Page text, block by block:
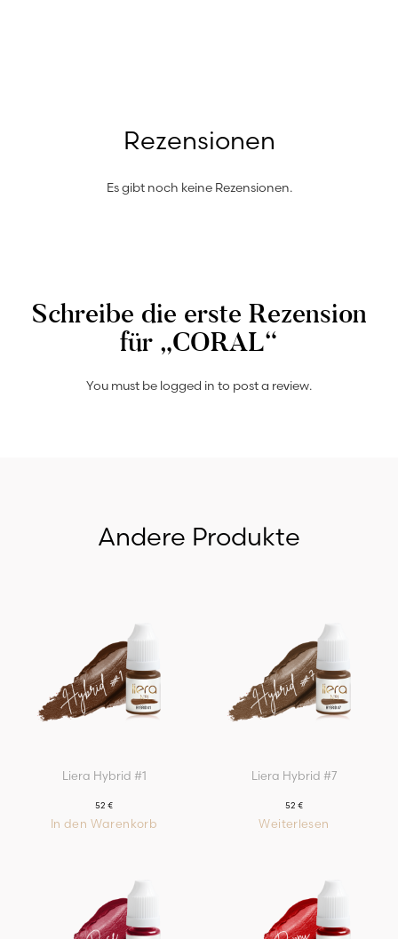
Rezensionen
Es gibt noch keine Rezensionen.
Schreibe die erste Rezension
für „CORAL“
You must be logged in to post a review.
Andere Produkte
Liera Hybrid #1
52 €
In den Warenkorb
Liera Hybrid #7
52 €
Weiterlesen